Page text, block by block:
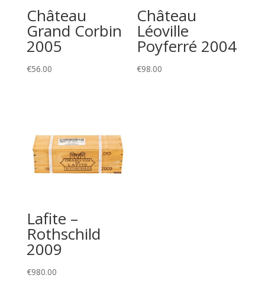
Château
Grand Corbin
2005
€56.00
Château
Léoville
Poyferré 2004
€98.00
Lafite –
Rothschild
2009
€980.00